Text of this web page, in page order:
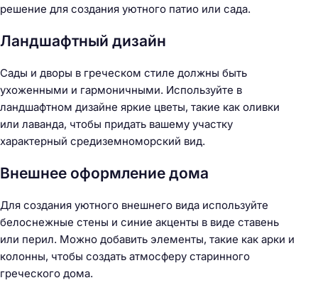
решение для создания уютного патио или сада.
Ландшафтный дизайн
Сады и дворы в греческом стиле должны быть
ухоженными и гармоничными. Используйте в
ландшафтном дизайне яркие цветы, такие как оливки
или лаванда, чтобы придать вашему участку
характерный средиземноморский вид.
Внешнее оформление дома
Для создания уютного внешнего вида используйте
белоснежные стены и синие акценты в виде ставень
или перил. Можно добавить элементы, такие как арки и
колонны, чтобы создать атмосферу старинного
греческого дома.
Н
а
т
: